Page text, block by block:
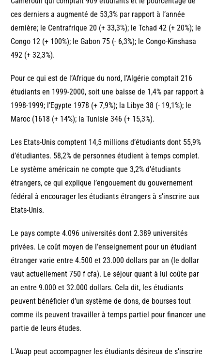
ces derniers a augmenté de 53,3% par rapport à l’année
dernière; le Centrafrique 20 (+ 33,3%); le Tchad 42 (+ 20%); le
Congo 12 (+ 100%); le Gabon 75 (- 6,3%); le Congo-Kinshasa
492 (+ 32,3%).
Pour ce qui est de l’Afrique du nord, l’Algérie comptait 216
étudiants en 1999-2000, soit une baisse de 1,4% par rapport à
1998-1999; l’Egypte 1978 (+ 7,9%); la Libye 38 (- 19,1%); le
Maroc (1618 (+ 14%); la Tunisie 346 (+ 15,3%).
Les Etats-Unis comptent 14,5 millions d’étudiants dont 55,9%
d’étudiantes. 58,2% de personnes étudient à temps complet.
Le système américain ne compte que 3,2% d’étudiants
étrangers, ce qui explique l’engouement du gouvernement
fédéral à encourager les étudiants étrangers à s’inscrire aux
Etats-Unis.
Le pays compte 4.096 universités dont 2.389 universités
privées. Le coût moyen de l’enseignement pour un étudiant
étranger varie entre 4.500 et 23.000 dollars par an (le dollar
vaut actuellement 750 f cfa). Le séjour quant à lui coûte par
an entre 9.000 et 32.000 dollars. Cela dit, les étudiants
peuvent bénéficier d’un système de dons, de bourses tout
comme ils peuvent travailler à temps partiel pour financer une
partie de leurs études.
L’Auap peut accompagner les étudiants désireux de s’inscrire